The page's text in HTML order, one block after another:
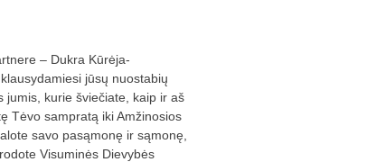
– Dukra Kūrėja-
jūsų nuostabių
jumis, kurie šviečiate, kaip ir aš
Tėvo sampratą iki Amžinosios
savo pasąmonę ir sąmonę,
Visuminės Dievybės